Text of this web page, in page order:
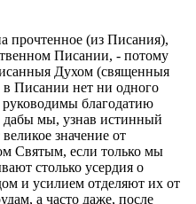
прочтенное (из Писания),
Писании, - потому
Духом (священныя
в Писании нет ни одного
благодатию
дабы мы, узнав истинный
значение от
Святым, если только мы
столько усердия о
и усилием отделяют их от
а часто даже, после